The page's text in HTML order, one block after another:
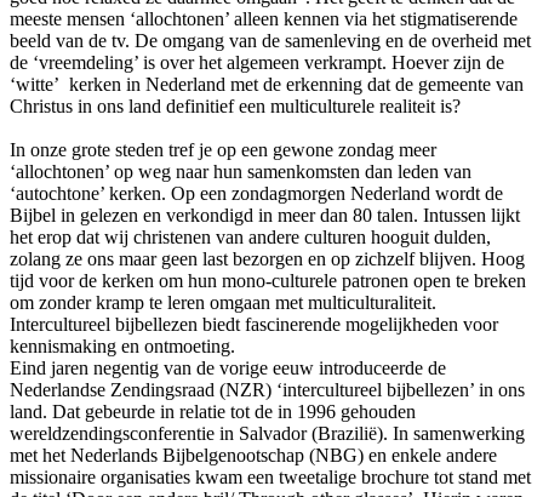
meeste mensen ‘allochtonen’ alleen kennen via het stigmatiserende
beeld van de tv. De omgang van de samenleving en de overheid met
de ‘vreemdeling’ is over het algemeen verkrampt. Hoever zijn de
‘witte’ kerken in Nederland met de erkenning dat de gemeente van
Christus in ons land definitief een multiculturele realiteit is?
In onze grote steden tref je op een gewone zondag meer
‘allochtonen’ op weg naar hun samenkomsten dan leden van
‘autochtone’ kerken. Op een zondagmorgen Nederland wordt de
Bijbel in gelezen en verkondigd in meer dan 80 talen. Intussen lijkt
het erop dat wij christenen van andere culturen hooguit dulden,
zolang ze ons maar geen last bezorgen en op zichzelf blijven. Hoog
tijd voor de kerken om hun mono-culturele patronen open te breken
om zonder kramp te leren omgaan met multiculturaliteit.
Intercultureel bijbellezen biedt fascinerende mogelijkheden voor
kennismaking en ontmoeting.
Eind jaren negentig van de vorige eeuw introduceerde de
Nederlandse Zendingsraad (NZR) ‘intercultureel bijbellezen’ in ons
land. Dat gebeurde in relatie tot de in 1996 gehouden
wereldzendingsconferentie in Salvador (Brazilië). In samenwerking
met het Nederlands Bijbelgenootschap (NBG) en enkele andere
missionaire organisaties kwam een tweetalige brochure tot stand met